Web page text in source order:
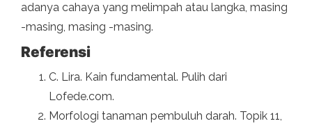
adanya cahaya yang melimpah atau langka, masing
-masing, masing -masing.
Referensi
C. Lira. Kain fundamental. Pulih dari
Lofede.com.
Morfologi tanaman pembuluh darah. Topik 11,